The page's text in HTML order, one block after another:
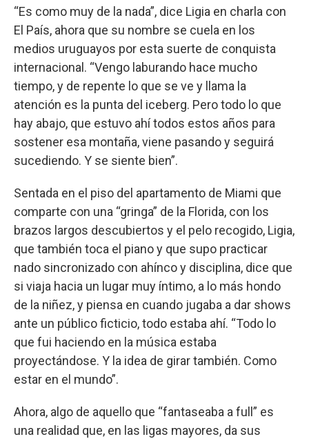
“Es como muy de la nada”, dice Ligia en charla con
El País, ahora que su nombre se cuela en los
medios uruguayos por esta suerte de conquista
internacional. “Vengo laburando hace mucho
tiempo, y de repente lo que se ve y llama la
atención es la punta del iceberg. Pero todo lo que
hay abajo, que estuvo ahí todos estos años para
sostener esa montaña, viene pasando y seguirá
sucediendo. Y se siente bien”.
Sentada en el piso del apartamento de Miami que
comparte con una “gringa” de la Florida, con los
brazos largos descubiertos y el pelo recogido, Ligia,
que también toca el piano y que supo practicar
nado sincronizado con ahínco y disciplina, dice que
si viaja hacia un lugar muy íntimo, a lo más hondo
de la niñez, y piensa en cuando jugaba a dar shows
ante un público ficticio, todo estaba ahí. “Todo lo
que fui haciendo en la música estaba
proyectándose. Y la idea de girar también. Como
estar en el mundo”.
Ahora, algo de aquello que “fantaseaba a full” es
una realidad que, en las ligas mayores, da sus